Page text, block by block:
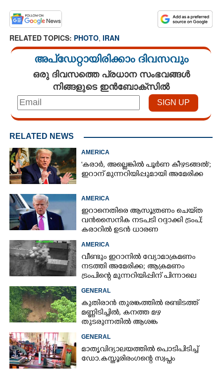
RELATED TOPICS: PHOTO, IRAN
അപ്ഡേറ്റായിരിക്കാം ദിവസവും
ഒരു ദിവസത്തെ പ്രധാന സംഭവങ്ങൾ
നിങ്ങളുടെ ഇൻബോക്സിൽ
RELATED NEWS
AMERICA
'കരാർ, അല്ലെങ്കിൽ പൂർണ കീഴടങ്ങൽ';
ഇറാന് മുന്നറിയിപ്പുമായി അമേരിക്ക
AMERICA
ഇറാനെതിരെ ആസൂത്രണം ചെയ്‌ത
വൻസൈനിക നടപടി റദ്ദാക്കി ട്രംപ്;
കരാറിൽ ഉടൻ ധാരണ
AMERICA
വീണ്ടും ഇറാനിൽ വ്യോമാക്രമണം
നടത്തി അമേരിക്ക; ആക്രമണം
ട്രംപിന്റെ മുന്നറിയിപ്പിന് പിന്നാലെ
GENERAL
കുതിരാൻ തുരങ്കത്തിൽ രണ്ടിടത്ത്
മണ്ണിടിച്ചിൽ, കനത്ത മഴ
തുടരുന്നതിൽ ആശങ്ക
GENERAL
മാതൃവിദ്യാലയത്തിൽ പൊടിപിടിച്ച്
ഡോ.കസ്തൂരിരംഗന്റെ സ്വപ്നം